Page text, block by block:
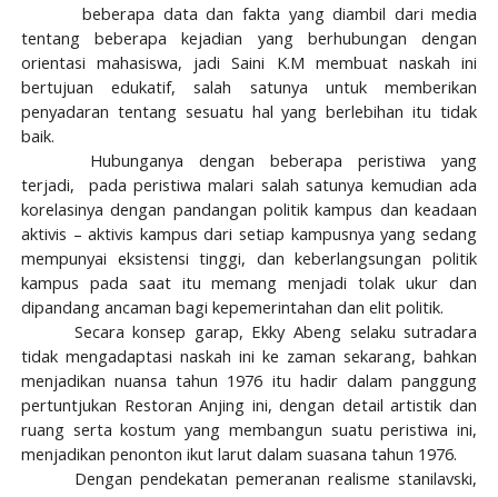
beberapa data dan fakta yang diambil dari media
tentang beberapa kejadian yang berhubungan dengan
orientasi mahasiswa, jadi Saini K.M membuat naskah ini
bertujuan edukatif, salah satunya untuk memberikan
penyadaran tentang sesuatu hal yang berlebihan itu tidak
baik.
Hubunganya dengan beberapa peristiwa yang
terjadi, pada peristiwa malari salah satunya kemudian ada
korelasinya dengan pandangan politik kampus dan keadaan
aktivis – aktivis kampus dari setiap kampusnya yang sedang
mempunyai eksistensi tinggi, dan keberlangsungan politik
kampus pada saat itu memang menjadi tolak ukur dan
dipandang ancaman bagi kepemerintahan dan elit politik.
Secara konsep garap, Ekky Abeng selaku sutradara
tidak mengadaptasi naskah ini ke zaman sekarang, bahkan
menjadikan nuansa tahun 1976 itu hadir dalam panggung
pertuntjukan Restoran Anjing ini, dengan detail artistik dan
ruang serta kostum yang membangun suatu peristiwa ini,
menjadikan penonton ikut larut dalam suasana tahun 1976.
Dengan pendekatan pemeranan realisme stanilavski,